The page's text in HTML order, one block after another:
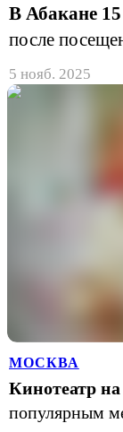
В Абакане
после
5 нояб. 2025
МОСКВА
Кинотеатр
популярным